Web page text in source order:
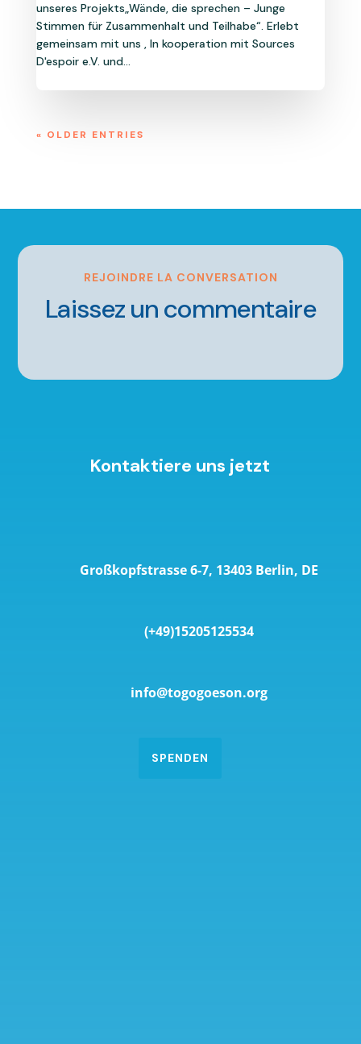
unseres Projekts„Wände, die sprechen – Junge
Stimmen für Zusammenhalt und Teilhabe“. Erlebt
gemeinsam mit uns , In kooperation mit Sources
D'espoir e.V. und...
« OLDER ENTRIES
REJOINDRE LA CONVERSATION
Laissez un commentaire
Kontaktiere uns jetzt
Großkopfstrasse 6-7, 13403 Berlin, DE
(+49)15205125534
info@togogoeson.org
SPENDEN